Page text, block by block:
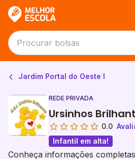
Jardim Portal do Oeste I
REDE PRIVADA
Ursinhos
0.0
Infantil em alta!
Conheça informações